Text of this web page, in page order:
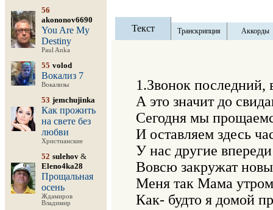
56
akononov6690
You Are My
Destiny
Paul Anka
55 volod
Вокализ 7
Вокализы
53 jemchujinka
Как прожить
на свете без
любви
Христианские
52 sulehov &
Eleno4ka28
Прощальная
осень
Ждамиров
Владимир
Текст Транскрипция Аккорды
1.Звонок
А это значит до
Сегодня мы
И оставляем здесь
У нас другие
Вовсю закружат
Меня так Мама
Как- будто я домой